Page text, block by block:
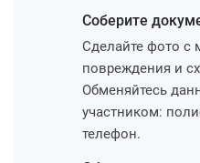
Соберите
Сделайте фото с
повреждения и
Обменяйтесь
участником:
телефон.